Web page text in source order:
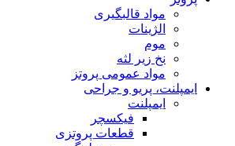
مواد قالبگیری
الژینات
موم
نخ زیر لثه
مواد عمومی پروتز
ایمپلنت، پریو و جراحی
ایمپلنت
فیکسچر
قطعات پروتزی